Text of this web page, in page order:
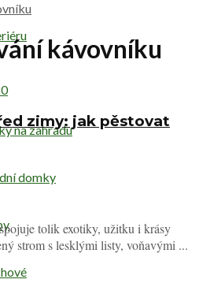
na zahradu
domky
kávovníku
zimy: jak pěstovat
tolik exotiky, užitku i krásy
strom s lesklými listy, voňavými ...